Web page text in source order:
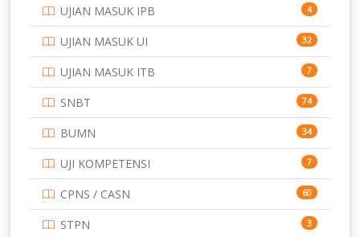
SMK 231
SMP 134
STIP 2
153
345
UNIVERSITAS AIRLANGGA 15
16
15
UJIAN MASUK IPB 4
UJIAN MASUK UI 32
UJIAN MASUK ITB 7
SNBT 74
BUMN 34
UJI KOMPETENSI 7
CPNS / CASN 60
STPN 3